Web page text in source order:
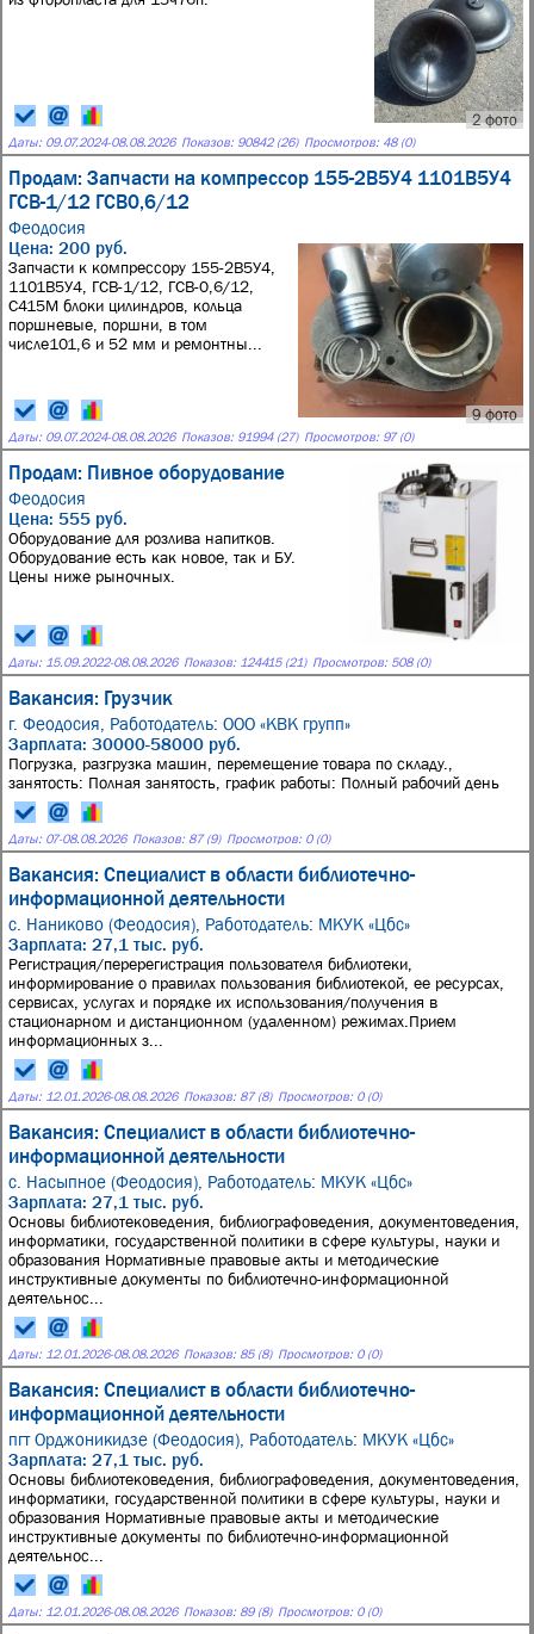
2 фото
Даты: 09.07.2024-08.08.2026 Показов: 90842 (26) Просмотров: 48 (0)
Продам: Запчасти на компрессор 155-2В5У4 1101В5У4
ГСВ-1/12 ГСВ0,6/12
Феодосия
9 фото
Цена: 200 руб.
Запчасти к компрессору 155-2В5У4,
1101В5У4, ГСВ-1/12, ГСВ-0,6/12,
С415М блоки цилиндров, кольца
поршневые, поршни, в том
числе101,6 и 52 мм и ремонтны...
Даты: 09.07.2024-08.08.2026 Показов: 91994 (27) Просмотров: 97 (0)
Продам: Пивное оборудование
Феодосия
Цена: 555 руб.
Оборудование для розлива напитков.
Оборудование есть как новое, так и БУ.
Цены ниже рыночных.
Даты: 15.09.2022-08.08.2026 Показов: 124415 (21) Просмотров: 508 (0)
Вакансия: Грузчик
г. Феодосия, Работодатель: ООО «КВК групп»
Зарплата: 30000-58000 руб.
Погрузка, разгрузка машин, перемещение товара по складу.,
занятость: Полная занятость, график работы: Полный рабочий день
Даты: 07-08.08.2026 Показов: 87 (9) Просмотров: 0 (0)
Вакансия: Специалист в области библиотечно-
информационной деятельности
с. Наниково (Феодосия), Работодатель: МКУК «Цбс»
Зарплата: 27,1 тыс. руб.
Регистрация/перерегистрация пользователя библиотеки,
информирование о правилах пользования библиотекой, ее ресурсах,
сервисах, услугах и порядке их использования/получения в
стационарном и дистанционном (удаленном) режимах.Прием
информационных з...
Даты: 12.01.2026-08.08.2026 Показов: 87 (8) Просмотров: 0 (0)
Вакансия: Специалист в области библиотечно-
информационной деятельности
с. Насыпное (Феодосия), Работодатель: МКУК «Цбс»
Зарплата: 27,1 тыс. руб.
Основы библиотековедения, библиографоведения, документоведения,
информатики, государственной политики в сфере культуры, науки и
образования Нормативные правовые акты и методические
инструктивные документы по библиотечно-информационной
деятельнос...
Даты: 12.01.2026-08.08.2026 Показов: 85 (8) Просмотров: 0 (0)
Вакансия: Специалист в области библиотечно-
информационной деятельности
пгт Орджоникидзе (Феодосия), Работодатель: МКУК «Цбс»
Зарплата: 27,1 тыс. руб.
Основы библиотековедения, библиографоведения, документоведения,
информатики, государственной политики в сфере культуры, науки и
образования Нормативные правовые акты и методические
инструктивные документы по библиотечно-информационной
деятельнос...
Даты: 12.01.2026-08.08.2026 Показов: 89 (8) Просмотров: 0 (0)